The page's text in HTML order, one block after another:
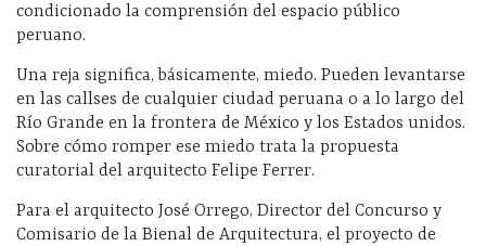
condicionado la comprensión del espacio público
peruano.
Una reja significa, básicamente, miedo. Pueden levantarse
en las callses de cualquier ciudad peruana o a lo largo del
Río Grande en la frontera de México y los Estados unidos.
Sobre cómo romper ese miedo trata la propuesta
curatorial del arquitecto Felipe Ferrer.
Para el arquitecto José Orrego, Director del Concurso y
Comisario de la Bienal de Arquitectura, el proyecto de